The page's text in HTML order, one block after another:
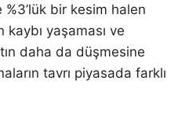
bir kesim halen
kaybı yaşaması ve
daha da düşmesine
tavrı piyasada farklı